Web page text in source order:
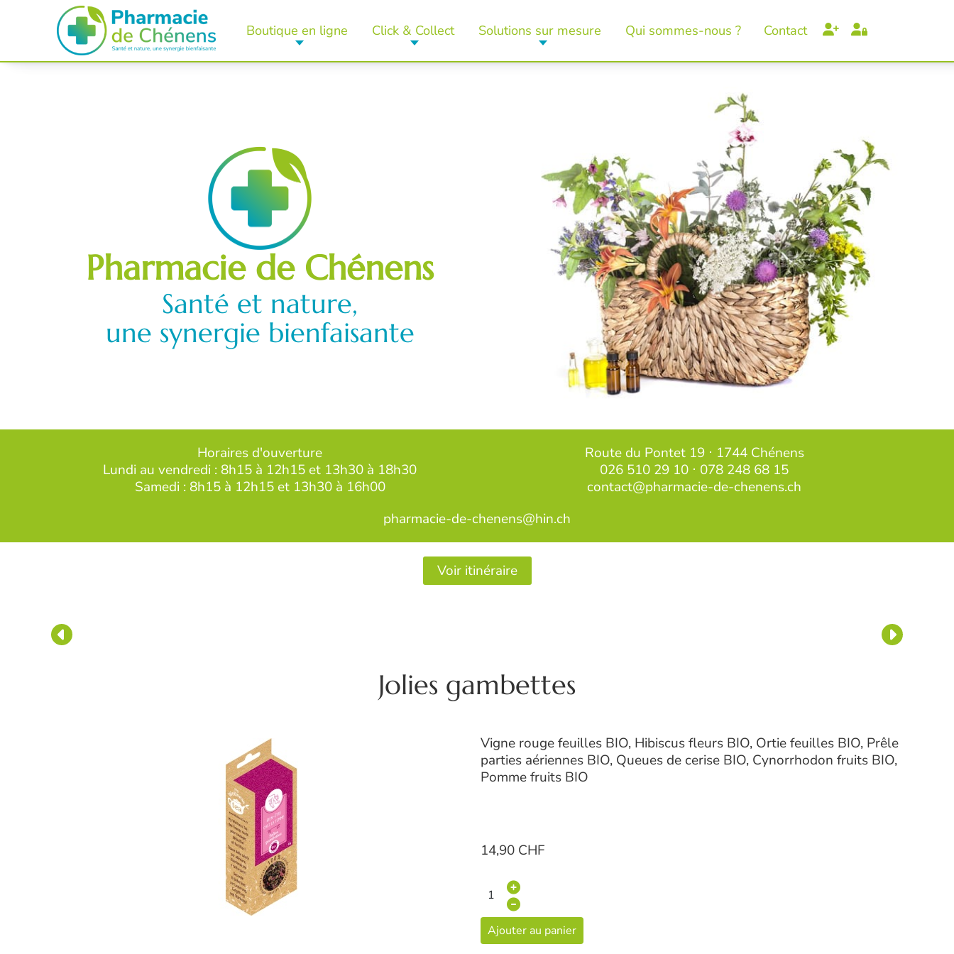
Boutique en ligne Click & Collect Solutions sur mesure Qui sommes-nous ? Contact
Pharmacie de Chénens
Santé et nature,
une synergie bienfaisante
Horaires d'ouverture
Lundi au vendredi : 8h15 à 12h15 et 13h30 à 18h30
Samedi : 8h15 à 12h15 et 13h30 à 16h00
Route du Pontet 19 ⋅ 1744 Chénens
026 510 29 10 ⋅ 078 248 68 15
contact@pharmacie-de-chenens.ch
pharmacie-de-chenens@hin.ch
Voir itinéraire
Jolies gambettes
Vigne rouge feuilles BIO, Hibiscus fleurs BIO, Ortie feuilles BIO, Prêle
parties aériennes BIO, Queues de cerise BIO, Cynorrhodon fruits BIO,
Pomme fruits BIO
14,90 CHF
Ajouter au panier